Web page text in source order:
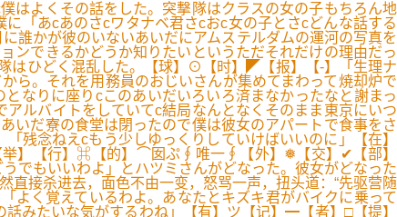
よくその話をした。突撃隊はクラスの女の子もちろん地
「あcあのさcワタナベ君さcおc女の子とさcどんな話する
誰かが彼のいないあいだにアムステルダムの運河の写真を
ンできるかどうか知りたいというただそれだけの理由だっ
はひどく混乱した。【球】⊙【时】◤【报】【-】「生理ナ
ら。それを用務員のおじいさんが集めてまわって焼却炉で
なりに座りcこのあいだいろいろ済まなかったなと謝まっ
ルバイトをしていてc結局なんとなくそのまま東京にいつ
いだ寮の食堂は閉ったので僕は彼女のアパートで食事をさ
念ねえcもう少しゆっくりしていけばいいのに」【在】
举】【行】⌘【的】⌒囡ぷ∮唯一∮【外】❅【交】✔【部】
でもいいわよ」とハツミさんがどなった。彼女がどなった
接杀进去，面色不由一变，怒骂一声，扭头道：“先驱营随
よく覚えているわよ。あなたとキズキ君がバイクに乗って
みたいな気がするわね」【有】ツ【记】━【者】□【提】